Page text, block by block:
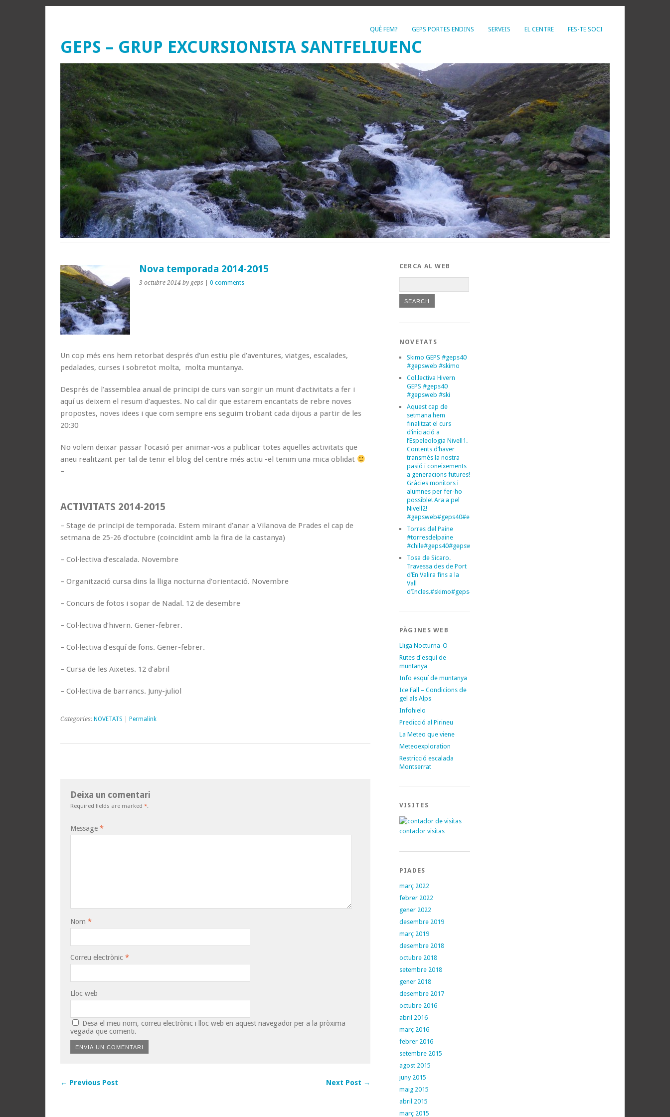
QUÈ FEM? GEPS PORTES ENDINS SERVEIS EL CENTRE FES-TE SOCI
GEPS – GRUP EXCURSIONISTA SANTFELIUENC
Nova temporada 2014-2015
3 octubre 2014 by geps| 0 comments
Un cop més ens hem retorbat després d’un estiu ple d’aventures, viatges, escalades,
pedalades, curses i sobretot molta, molta muntanya.
Després de l’assemblea anual de principi de curs van sorgir un munt d’activitats a fer i
aquí us deixem el resum d’aquestes. No cal dir que estarem encantats de rebre noves
propostes, noves idees i que com sempre ens seguim trobant cada dijous a partir de les
20:30
No volem deixar passar l’ocasió per animar-vos a publicar totes aquelles activitats que
aneu realitzant per tal de tenir el blog del centre més actiu -el tenim una mica oblidat
–
ACTIVITATS 2014-2015
– Stage de principi de temporada. Estem mirant d’anar a Vilanova de Prades el cap de
setmana de 25-26 d’octubre (coincidint amb la fira de la castanya)
– Col·lectiva d’escalada. Novembre
– Organització cursa dins la lliga nocturna d’orientació. Novembre
– Concurs de fotos i sopar de Nadal. 12 de desembre
– Col·lectiva d’hivern. Gener-febrer.
– Col·lectiva d’esquí de fons. Gener-febrer.
– Cursa de les Aixetes. 12 d’abril
– Col·lectiva de barrancs. Juny-juliol
Categories: NOVETATS Permalink
Deixa un comentari
Required fields are marked *.
Message *
Nom *
Correu electrònic *
Lloc web
Desa el meu nom, correu electrònic i lloc web en aquest navegador per a la pròxima
vegada que comenti.
← Previous Post Next Post →
CERCA AL WEB
NOVETATS
Skimo GEPS #geps40
#gepsweb #skimo
Col.lectiva Hivern
GEPS #geps40
#gepsweb #ski
Aquest cap de
setmana hem
finalitzat el curs
d’iniciació a
l’Espeleologia Nivell1.
Contents d’haver
transmés la nostra
pasió i coneixements
a generacions futures!
Gràcies monitors i
alumnes per fer-ho
possible! Ara a pel
Nivell2!
#gepsweb#geps40#espeleo#espeleologia
Torres del Paine
#torresdelpaine
#chile#geps40#gepsweb
Tosa de Sicaro.
Travessa des de Port
d’En Valira fins a la
Vall
d’Incles.#skimo#geps40#gepsweb
PÀGINES WEB
Lliga Nocturna-O
Rutes d'esquí de
muntanya
Info esquí de muntanya
Ice Fall – Condicions de
gel als Alps
Infohielo
Predicció al Pirineu
La Meteo que viene
Meteoexploration
Restricció escalada
Montserrat
VISITES
contador visitas
PIADES
març 2022
febrer 2022
gener 2022
desembre 2019
març 2019
desembre 2018
octubre 2018
setembre 2018
gener 2018
desembre 2017
octubre 2016
abril 2016
març 2016
febrer 2016
setembre 2015
agost 2015
juny 2015
maig 2015
abril 2015
març 2015